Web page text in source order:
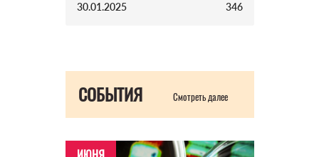
30.01.2025 346
СОБЫТИЯ Смотреть далее